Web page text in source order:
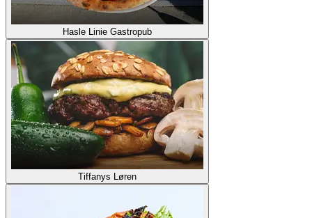
Hasle Linie Gastropub
Tiffanys Løren